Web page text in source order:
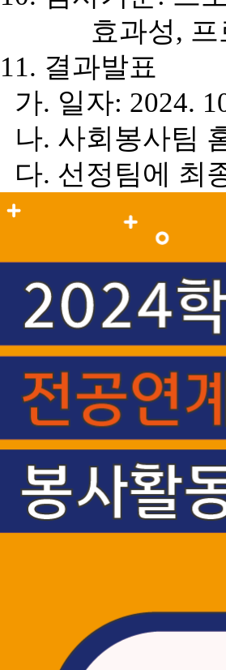
효과성,
11. 결과발표
가. 일자: 2024.
나. 사회봉사팀
다. 선정팀에 최